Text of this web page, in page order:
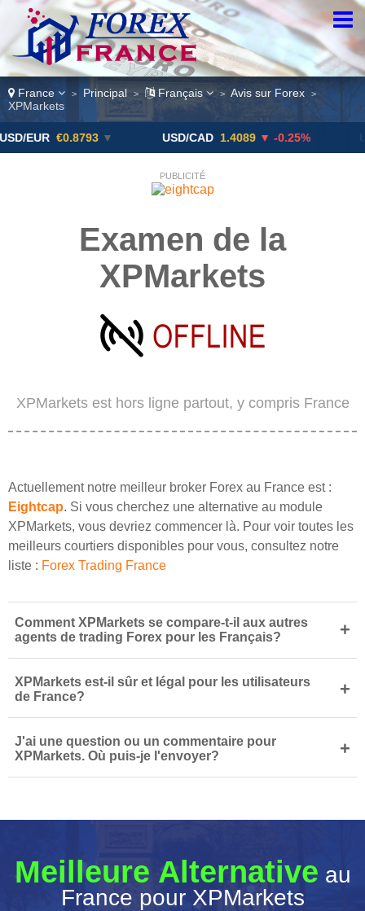
France > Principal > Français > Avis sur Forex >
XPMarkets
€0.8793 ▼ USD/CAD 1.4089 ▼ -0.25%
PUBLICITÉ
Examen de la
XPMarkets
XPMarkets est hors ligne partout, y compris France
Actuellement notre meilleur broker Forex au France est :
Eightcap. Si vous cherchez une alternative au module
XPMarkets, vous devriez commencer là. Pour voir toutes les
meilleurs courtiers disponibles pour vous, consultez notre
liste : Forex Trading France
Comment XPMarkets se compare-t-il aux autres
agents de trading Forex pour les Français?
+
XPMarkets est-il sûr et légal pour les utilisateurs
de France?
+
J'ai une question ou un commentaire pour
XPMarkets. Où puis-je l'envoyer?
+
Meilleure Alternative au
France pour XPMarkets